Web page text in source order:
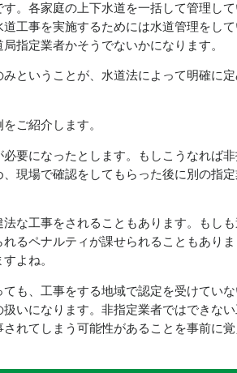
。各家庭の上下水道を一括して管理して
工事を実施するためには水道管理をして
指定業者かそうでないかになります。
ということが、水道法によって明確に定
ご紹介します。
要になったとします。もしこうなれば非
現場で確認をしてもらった後に別の指定
な工事をされることもあります。もしも
るペナルティが課せられることもありま
よね。
も、工事をする地域で認定を受けていな
いになります。非指定業者ではできない
れてしまう可能性があることを事前に覚